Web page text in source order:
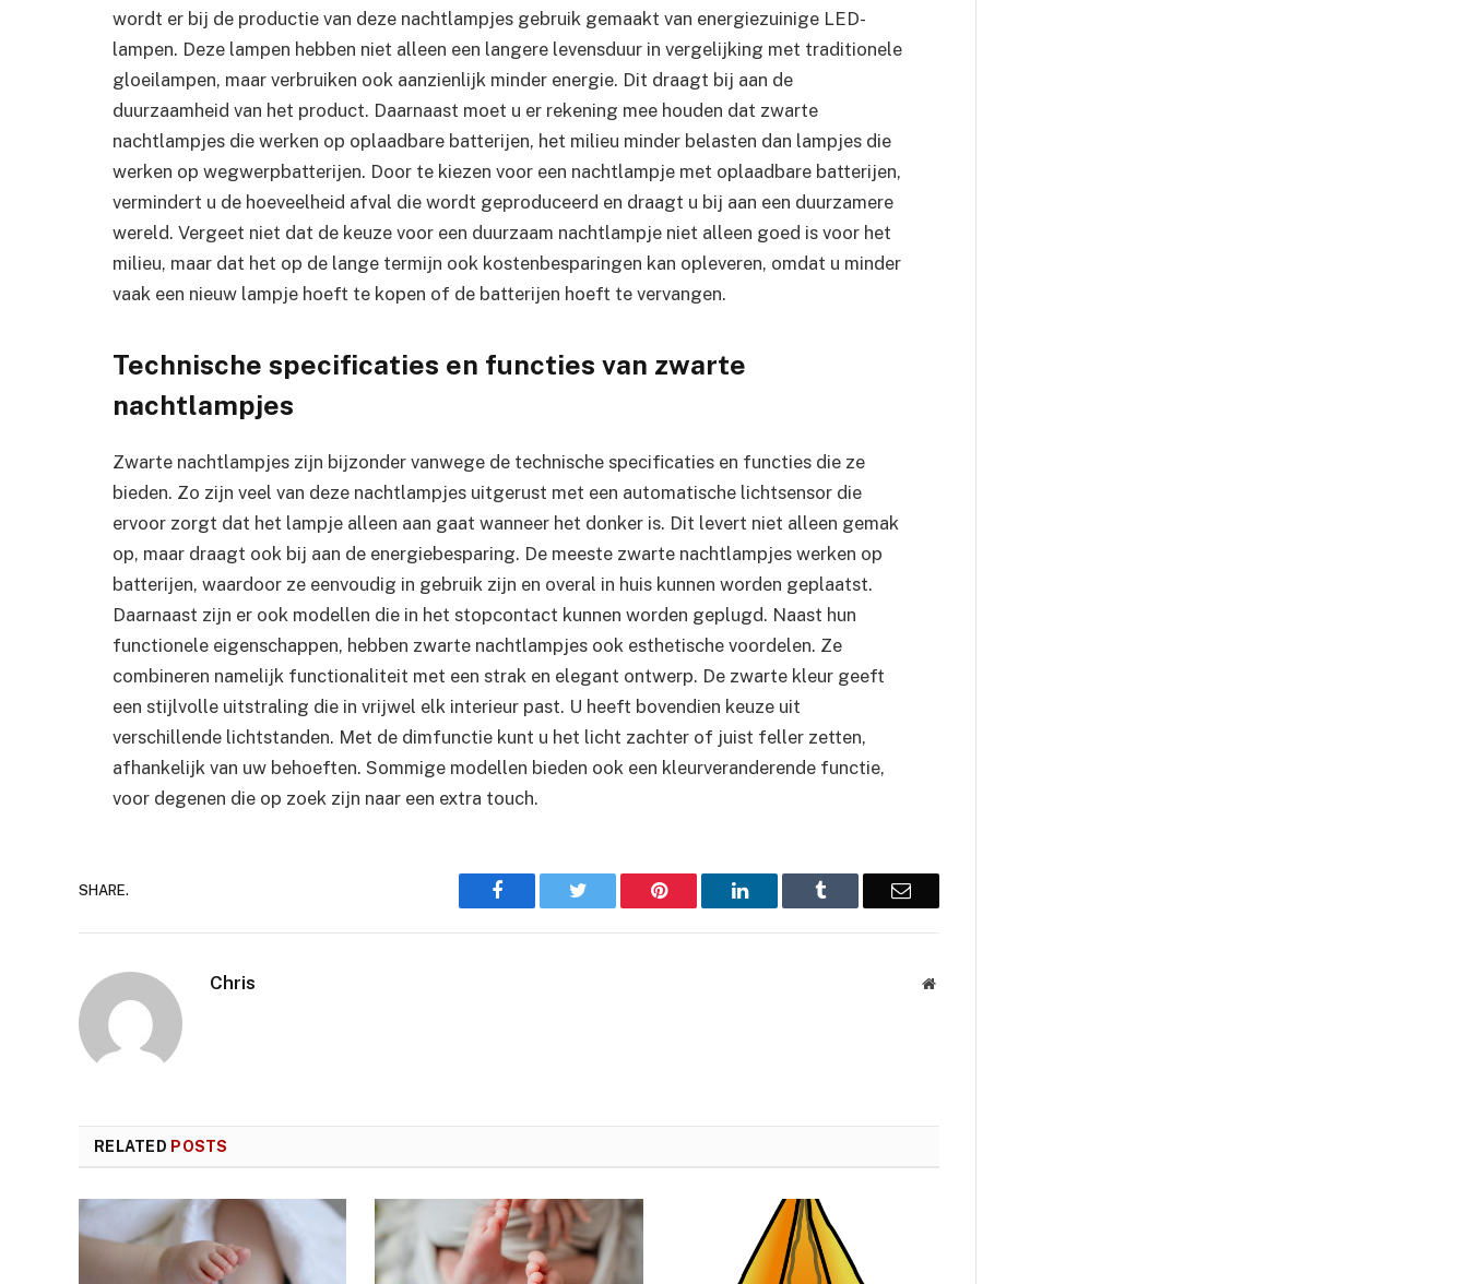
wordt er bij de productie van deze nachtlampjes gebruik gemaakt van energiezuinige LED-
lampen. Deze lampen hebben niet alleen een langere levensduur in vergelijking met traditionele
gloeilampen, maar verbruiken ook aanzienlijk minder energie. Dit draagt bij aan de
duurzaamheid van het product. Daarnaast moet u er rekening mee houden dat zwarte
nachtlampjes die werken op oplaadbare batterijen, het milieu minder belasten dan lampjes die
werken op wegwerpbatterijen. Door te kiezen voor een nachtlampje met oplaadbare batterijen,
vermindert u de hoeveelheid afval die wordt geproduceerd en draagt u bij aan een duurzamere
wereld. Vergeet niet dat de keuze voor een duurzaam nachtlampje niet alleen goed is voor het
milieu, maar dat het op de lange termijn ook kostenbesparingen kan opleveren, omdat u minder
vaak een nieuw lampje hoeft te kopen of de batterijen hoeft te vervangen.
Technische specificaties en functies van zwarte
nachtlampjes
Zwarte nachtlampjes zijn bijzonder vanwege de technische specificaties en functies die ze
bieden. Zo zijn veel van deze nachtlampjes uitgerust met een automatische lichtsensor die
ervoor zorgt dat het lampje alleen aan gaat wanneer het donker is. Dit levert niet alleen gemak
op, maar draagt ook bij aan de energiebesparing. De meeste zwarte nachtlampjes werken op
batterijen, waardoor ze eenvoudig in gebruik zijn en overal in huis kunnen worden geplaatst.
Daarnaast zijn er ook modellen die in het stopcontact kunnen worden geplugd. Naast hun
functionele eigenschappen, hebben zwarte nachtlampjes ook esthetische voordelen. Ze
combineren namelijk functionaliteit met een strak en elegant ontwerp. De zwarte kleur geeft
een stijlvolle uitstraling die in vrijwel elk interieur past. U heeft bovendien keuze uit
verschillende lichtstanden. Met de dimfunctie kunt u het licht zachter of juist feller zetten,
afhankelijk van uw behoeften. Sommige modellen bieden ook een kleurveranderende functie,
voor degenen die op zoek zijn naar een extra touch.
SHARE. Facebook Twitter Pinterest LinkedIn Tumblr Email
Chris Website
RELATED POSTS